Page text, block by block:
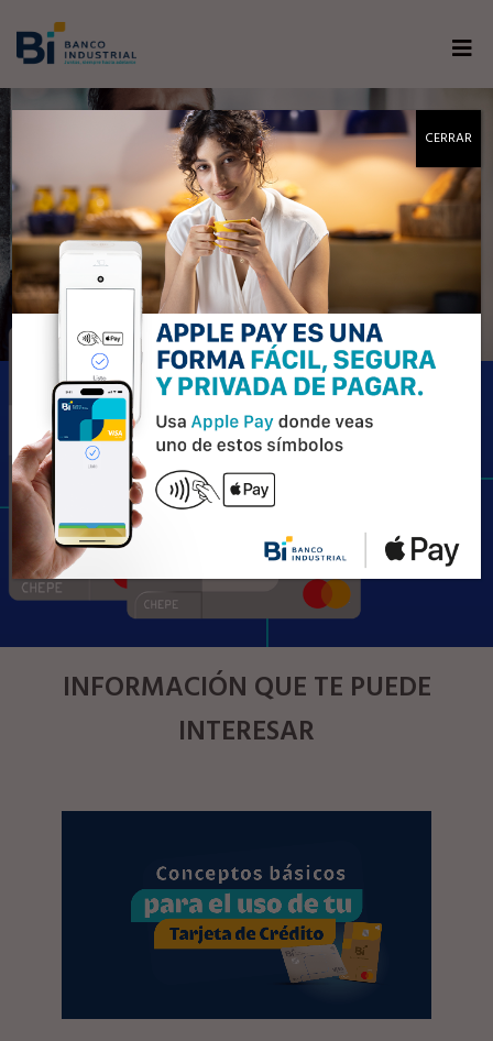
PAGA CON ESTILO
Disfruta de toda una experiencia en
una sola Tarjeta, diseñada
especialmente para tu estilo de vida,
ahora tienes un medio de pago que
te acompaña a todos lados.
Actívala aquí
INFORMACIÓN QUE TE PUEDE
INTERESAR
CERRAR